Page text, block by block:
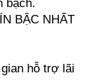
BẬC NHẤT
hỗ trợ lãi